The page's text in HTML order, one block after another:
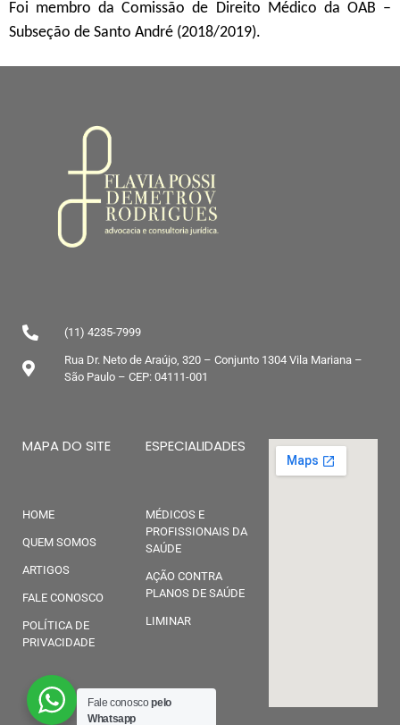
Foi membro da Comissão de Direito Médico da OAB –
Subseção de Santo André (2018/2019).
(11) 4235-7999
Rua Dr. Neto de Araújo, 320 – Conjunto 1304 Vila Mariana –
São Paulo – CEP: 04111-001
MAPA DO SITE
HOME
QUEM SOMOS
ARTIGOS
FALE CONOSCO
POLÍTICA DE
PRIVACIDADE
ESPECIALIDADES
MÉDICOS E
PROFISSIONAIS DA
SAÚDE
AÇÃO CONTRA
PLANOS DE SAÚDE
LIMINAR
Fale conoscopelo
Whatsapp